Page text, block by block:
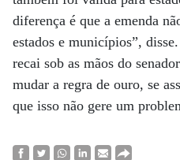
diferença é que a emenda
estados e municípios”,
recai sob as mãos do
mudar a regra de ouro, se
que isso não gere um